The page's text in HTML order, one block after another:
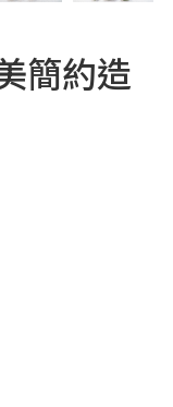
簡約造